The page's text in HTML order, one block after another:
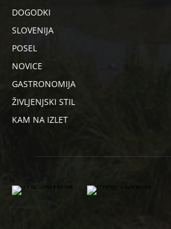
DOGODKI
SLOVENIJA
POSEL
NOVICE
GASTRONOMIJA
ŽIVLJENJSKI STIL
KAM NA IZLET